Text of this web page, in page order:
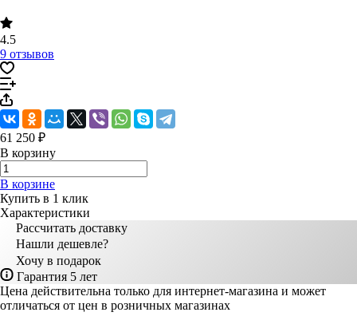
4.5
9 отзывов
61 250 ₽
В корзину
В корзине
Купить в 1 клик
Характеристики
Рассчитать доставку
Нашли дешевле?
Хочу в подарок
Гарантия 5 лет
Цена действительна только для интернет-магазина и может
отличаться от цен в розничных магазинах